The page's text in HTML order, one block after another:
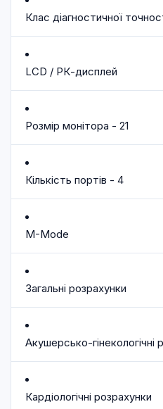
Клас діагностичної
LCD / РК-дисплей
Розмір монітора - 21
Кількість портів - 4
M-Mode
Загальні розрахунки
Акушерсько-гінекологічні
Кардіологічні розрахунки